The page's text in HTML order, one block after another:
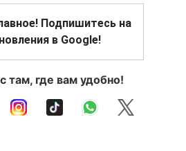
Подпишитесь на
в Google!
там, где вам удобно!